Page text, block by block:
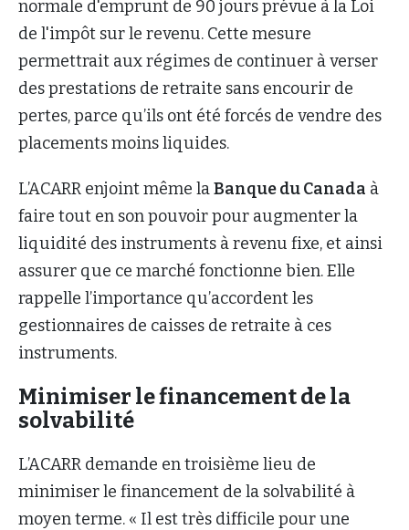
normale d'emprunt de 90 jours prévue à la Loi
de l'impôt sur le revenu. Cette mesure
permettrait aux régimes de continuer à verser
des prestations de retraite sans encourir de
pertes, parce qu’ils ont été forcés de vendre des
placements moins liquides.
L’ACARR enjoint même laBanque du Canada à
faire tout en son pouvoir pour augmenter la
liquidité des instruments à revenu fixe, et ainsi
assurer que ce marché fonctionne bien. Elle
rappelle l’importance qu’accordent les
gestionnaires de caisses de retraite à ces
instruments.
Minimiser le financement de la
solvabilité
L’ACARR demande en troisième lieu de
minimiser le financement de la solvabilité à
moyen terme. « Il est très difficile pour une